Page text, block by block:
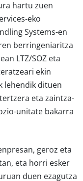
hartu zuen
eko
Systems-en
berringeniaritza
LTZ/SOZ eta
ekin
lehendik dituen
eta zaintza-
unitate bakarra
geroz eta
eta horri esker
duen ezagutza